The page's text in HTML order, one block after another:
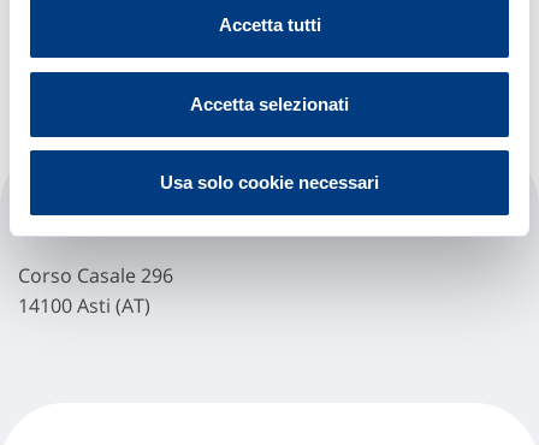
Accetta tutti
Accetta selezionati
Usa solo cookie necessari
Corso Alessandria, 225/227
Carglass - Asti (casale)
Corso Casale 296
14100 Asti (AT)